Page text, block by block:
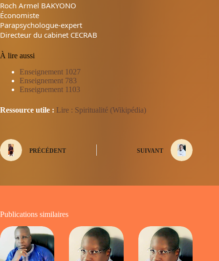
Roch Armel BAKYONO
Économiste
Parapsychologue-expert
Directeur du cabinet CECRAB
À lire aussi
Enseignement 1027
Enseignement 783
Enseignement 1103
Ressource utile : Lire : Spiritualité (Wikipédia)
PRÉCÉDENT SUIVANT
Publications similaires